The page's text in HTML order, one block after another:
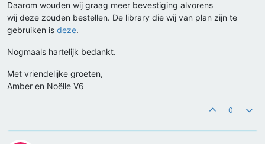
Daarom wouden wij graag meer bevestiging alvorens
wij deze zouden bestellen. De library die wij van plan zijn te
gebruiken is deze.
Nogmaals hartelijk bedankt.
Met vriendelijke groeten,
Amber en Noëlle V6
0